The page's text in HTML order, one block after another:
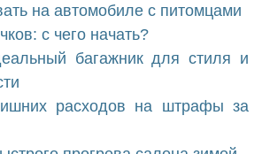
на автомобиле с питомцами
с чего начать?
багажник для стиля и
расходов на штрафы за